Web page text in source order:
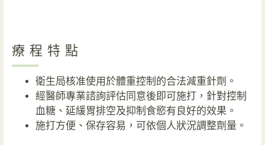
療程特點
衛生局核准使用於體重控制的合法減重針劑。
經醫師專業諮詢評估同意後即可施打，針對控制
血糖、延緩胃排空及抑制食慾有良好的效果。
施打方便、保存容易，可依個人狀況調整劑量。